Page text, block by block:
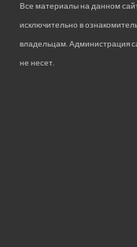
Все материалы на данном
исключительно в
владельцам. Администрация
не несет.